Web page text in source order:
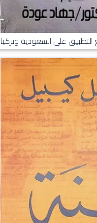
على السعودية وتركيا